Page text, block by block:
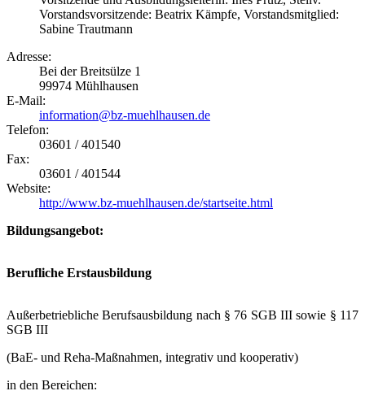
Vorstandsvorsitzende: Beatrix Kämpfe, Vorstandsmitglied:
Sabine Trautmann
Adresse:
Bei der Breitsülze 1
99974 Mühlhausen
E-Mail:
information@bz-muehlhausen.de
Telefon:
03601 / 401540
Fax:
03601 / 401544
Website:
http://www.bz-muehlhausen.de/startseite.html
Bildungsangebot:
Berufliche Erstausbildung
Außerbetriebliche Berufsausbildung nach § 76 SGB III sowie § 117
SGB III
(BaE- und Reha-Maßnahmen, integrativ und kooperativ)
in den Bereichen: